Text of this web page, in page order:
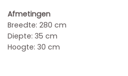
Afmetingen
Breedte: 280 cm
Diepte: 35 cm
Hoogte: 30 cm